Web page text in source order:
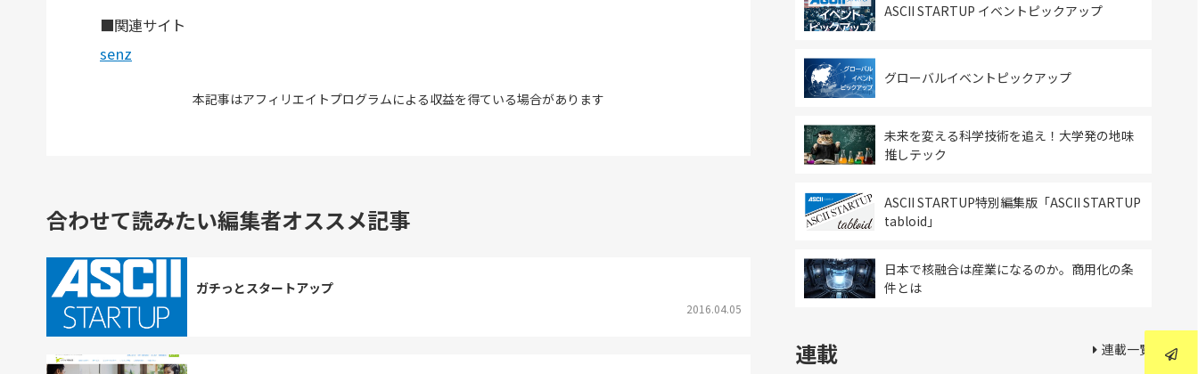
■関連サイト
senz
本記事はアフィリエイトプログラムによる収益を得ている場合があります
合わせて読みたい編集者オススメ記事
ガチっとスタートアップ
2016.04.05
ASCII STARTUP イベントピックアップ
グローバルイベントピックアップ
未来を変える科学技術を追え！大学発の地味
推しテック
ASCII STARTUP特別編集版「ASCII STARTUP
tabloid」
日本で核融合は産業になるのか。商用化の条
件とは
連載 連載一覧